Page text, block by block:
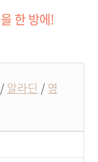
한 방에!
/ 알라딘 / 영